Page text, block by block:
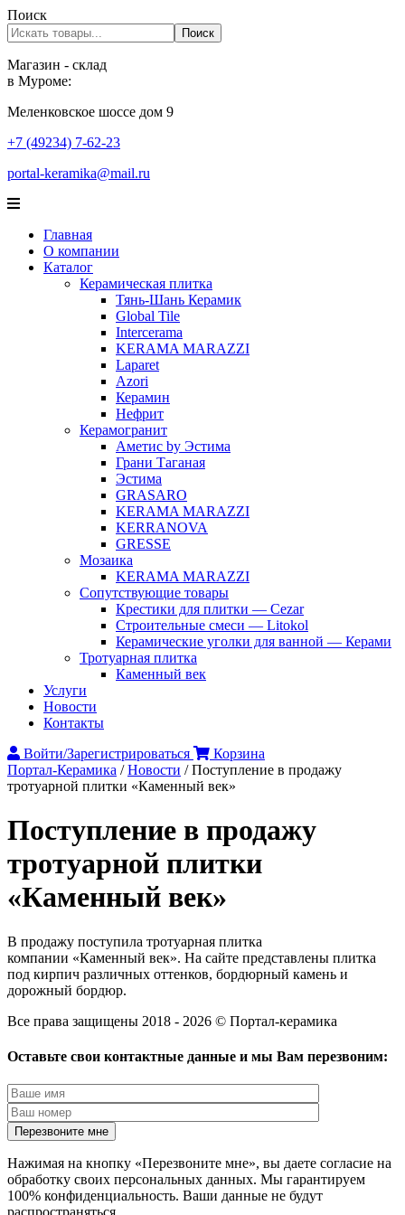
Поиск
Поиск
Магазин - склад
в Муроме:
Меленковское шоссе дом 9
+7 (49234) 7-62-23
portal-keramika@mail.ru
Главная
О компании
Каталог
Керамическая плитка
Тянь-Шань Керамик
Global Tile
Intercerama
KERAMA MARAZZI
Laparet
Аzori
Керамин
Нефрит
Керамогранит
Аметис by Эстима
Грани Таганая
Эстима
GRASARO
KERAMA MARAZZI
KERRANOVA
GRESSE
Мозаика
KERAMA MARAZZI
Сопутствующие товары
Крестики для плитки — Cezar
Строительные смеси — Litokol
Керамические уголки для ванной — Керами
Тротуарная плитка
Каменный век
Услуги
Новости
Контакты
Войти/Зарегистрироваться
Корзина
Портал-Керамика /Новости /Поступление в продажу
тротуарной плитки «Каменный век»
Поступление в продажу
тротуарной плитки
«Каменный век»
В продажу поступила тротуарная плитка
компании «Каменный век». На сайте представлены плитка
под кирпич различных оттенков, бордюрный камень и
дорожный бордюр.
Все права защищены 2018 - 2026 © Портал-керамика
Оставьте свои контактные данные и мы Вам перезвоним:
Нажимая на кнопку «Перезвоните мне», вы даете согласие на
обработку своих персональных данных. Мы гарантируем
100% конфиденциальность. Ваши данные не будут